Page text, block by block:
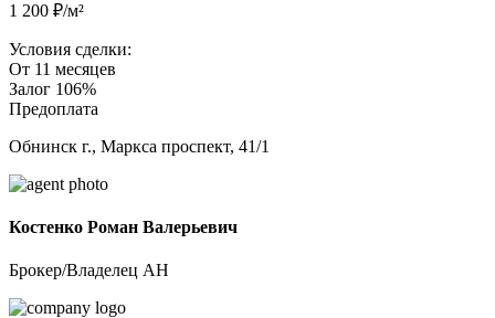
1 200 ₽/м²
Условия сделки:
От 11 месяцев
Залог 106%
Предоплата
Обнинск г., Маркса проспект, 41/1
Костенко Роман Валерьевич
Брокер/Владелец АН